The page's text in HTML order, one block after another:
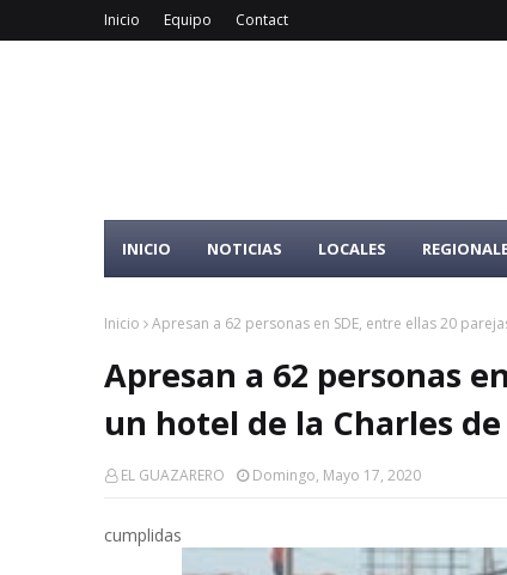
Inicio Equipo Contact
INICIO NOTICIAS LOCALES
Inicio Apresan a 62 personas en SDE, entre ellas 20
Apresan a 62 personas
un hotel de la Charles
EL GUAZARERO Domingo, Mayo 17, 2020
cumplidas